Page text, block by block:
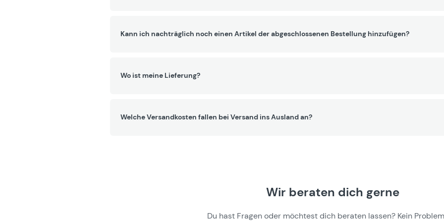
Kann ich nachträglich noch einen Artikel der abgeschlossenen Bestellung hinzufügen?
Wo ist meine Lieferung?
Welche Versandkosten fallen bei Versand ins Ausland an?
Wir beraten dich gerne
Du hast Fragen oder möchtest dich beraten lassen? Kein